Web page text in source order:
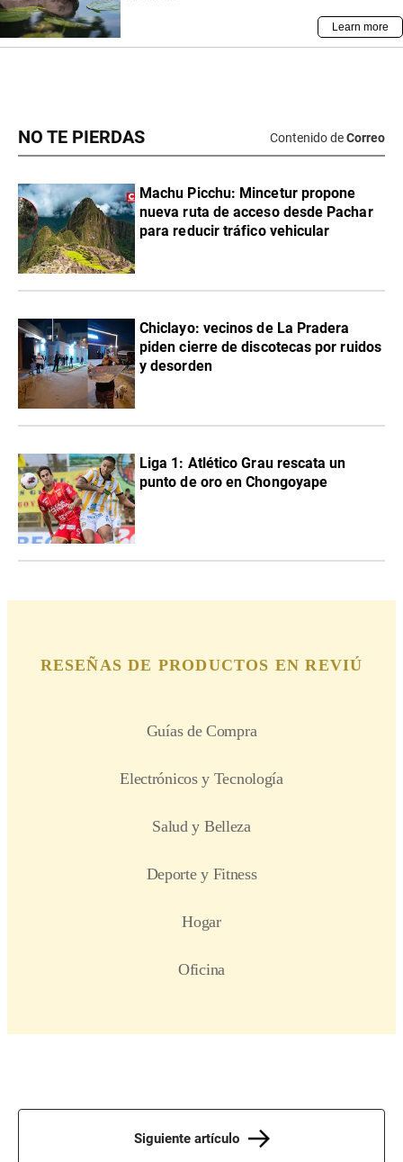
NO TE PIERDAS Contenido deCorreo
Machu Picchu: Mincetur propone
nueva ruta de acceso desde Pachar
para reducir tráfico vehicular
Chiclayo: vecinos de La Pradera
piden cierre de discotecas por ruidos
y desorden
Liga 1: Atlético Grau rescata un
punto de oro en Chongoyape
Siguiente artículo